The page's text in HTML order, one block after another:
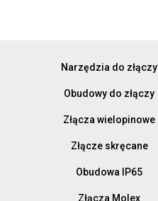
Narzędzia do złączy
Obudowy do złączy
Złącza wielopinowe
Złącze skręcane
Obudowa IP65
Złącza Molex